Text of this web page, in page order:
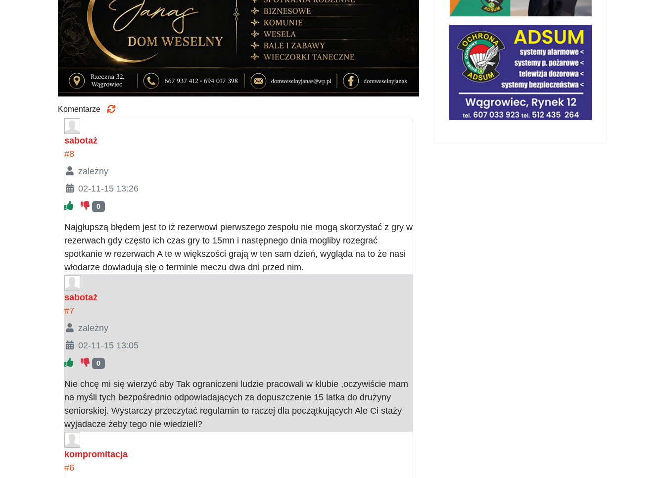
Komentarze
sabotaż
#8
zależny
02-11-15 13:26
0
Najgłupszą błędem jest to iż rezerwowi pierwszego zespołu nie mogą skorzystać z gry w
rezerwach gdy często ich czas gry to 15mn i następnego dnia mogliby rozegrać
spotkanie w rezerwach A te w większości grają w ten sam dzień, wygląda na to że nasi
włodarze dowiadują się o terminie meczu dwa dni przed nim.
sabotaż
#7
zależny
02-11-15 13:05
0
Nie chcę mi się wierzyć aby Tak ograniczeni ludzie pracowali w klubie ,oczywiście mam
na myśli tych bezpośrednio odpowiadających za dopuszczenie 15 latka do drużyny
seniorskiej. Wystarczy przeczytać regulamin to raczej dla początkujących Ale Ci staży
wyjadacze żeby tego nie wiedzieli?
kompromitacja
#6